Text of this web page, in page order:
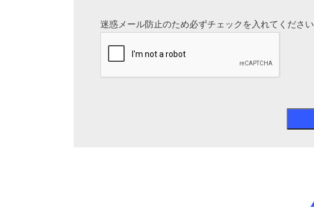
迷惑メール防止のため必ずチェックを入れてください